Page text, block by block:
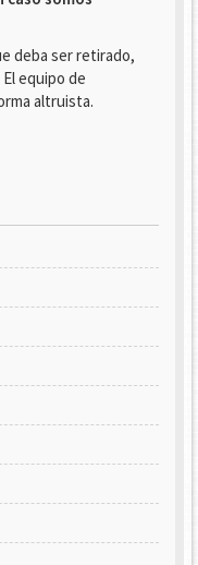
deba ser retirado,
El equipo de
altruista.